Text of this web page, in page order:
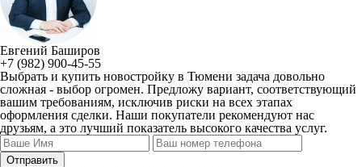
Евгений Баширов
+7 (982) 900-45-55
Выбрать и купить новостройку в Тюмени задача довольно
сложная - выбор огромен. Предложу вариант, соответствующий
вашим требованиям, исключив риски на всех этапах
оформления сделки. Наши покупатели рекомендуют нас
друзьям, а это лучший показатель высокого качества услуг.